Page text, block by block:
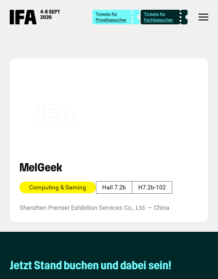
MelGeek
Computing & Gaming Hall 7.2b H7.2b-102
Shenzhen Premier Exhibition Services Co., Ltd. — China
Jetzt Stand buchen und dabei sein!